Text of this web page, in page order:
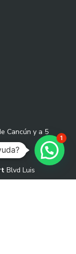
Cancún y a 5
Blvd Luis
1